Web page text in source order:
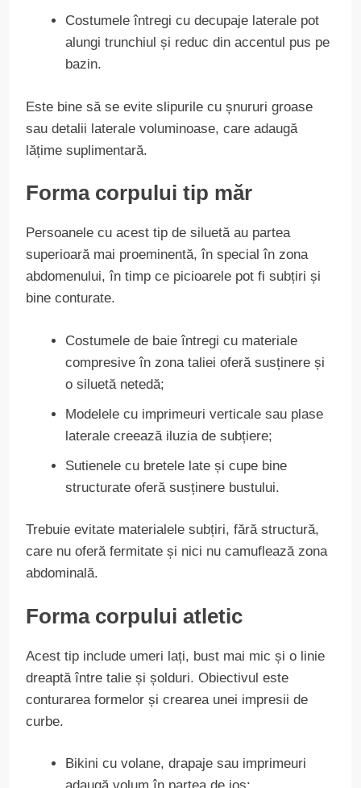
Costumele întregi cu decupaje laterale pot
alungi trunchiul și reduc din accentul pus pe
bazin.
Este bine să se evite slipurile cu șnururi groase
sau detalii laterale voluminoase, care adaugă
lățime suplimentară.
Forma corpului tip măr
Persoanele cu acest tip de siluetă au partea
superioară mai proeminentă, în special în zona
abdomenului, în timp ce picioarele pot fi subțiri și
bine conturate.
Costumele de baie întregi cu materiale
compresive în zona taliei oferă susținere și
o siluetă netedă;
Modelele cu imprimeuri verticale sau plase
laterale creează iluzia de subțiere;
Sutienele cu bretele late și cupe bine
structurate oferă susținere bustului.
Trebuie evitate materialele subțiri, fără structură,
care nu oferă fermitate și nici nu camuflează zona
abdominală.
Forma corpului atletic
Acest tip include umeri lați, bust mai mic și o linie
dreaptă între talie și șolduri. Obiectivul este
conturarea formelor și crearea unei impresii de
curbe.
Bikini cu volane, drapaje sau imprimeuri